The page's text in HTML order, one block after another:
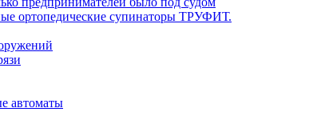
ортопедические супинаторы ТРУФИТ.
автоматы